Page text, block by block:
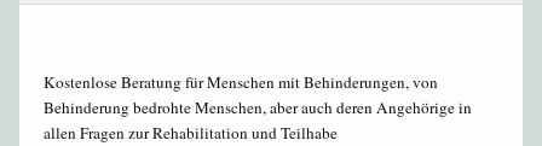
Kostenlose Beratung für Menschen mit Behinderungen, von
Behinderung bedrohte Menschen, aber auch deren Angehörige in
allen Fragen zur Rehabilitation und Teilhabe